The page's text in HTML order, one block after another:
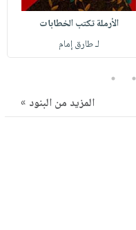
الأرملة تكتب الخطابات
لـ طارق إمام
4
5
المزيد من البنود »